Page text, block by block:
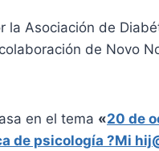
la Asociación de
de Novo
en el tema «20 de
de psicología ?Mi